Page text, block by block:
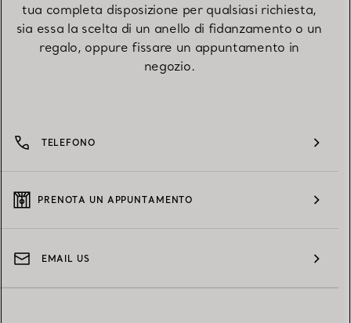
tua completa disposizione per qualsiasi richiesta,
sia essa la scelta di un anello di fidanzamento o un
regalo, oppure fissare un appuntamento in
negozio.
TELEFONO
PRENOTA UN APPUNTAMENTO
EMAIL US